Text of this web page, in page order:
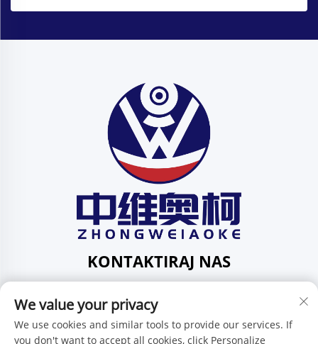
KONTAKTIRAJ NAS
Pingdi, Shenzhen, Guangdong, Kina
Tel:+86-15986647296
We value your privacy
We use cookies and similar tools to provide our services. If
you don't want to accept all cookies, click Personalize